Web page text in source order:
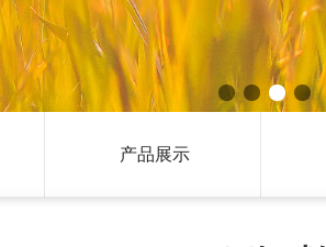
产品展示